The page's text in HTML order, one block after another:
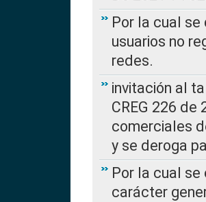
Por la cual
usuarios no
redes.
invitación al
CREG 226
comerciales
y se deroga
Por la cual
carácter